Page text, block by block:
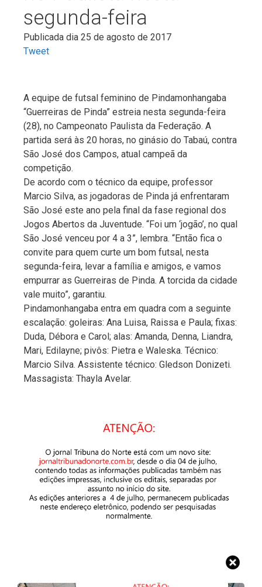
segunda-feira
Publicada dia 25 de agosto de 2017
Tweet
A equipe de futsal feminino de Pindamonhangaba
“Guerreiras de Pinda” estreia nesta segunda-feira
(28), no Campeonato Paulista da Federação. A
partida será às 20 horas, no ginásio do Tabaú, contra
São José dos Campos, atual campeã da
competição.
De acordo com o técnico da equipe, professor
Marcio Silva, as jogadoras de Pinda já enfrentaram
São José este ano pela final da fase regional dos
Jogos Abertos da Juventude. “Foi um ‘jogão’, no qual
São José venceu por 4 a 3”, lembra. “Então fica o
convite para quem curte um bom futsal, nesta
segunda-feira, levar a família e amigos, e vamos
empurrar as Guerreiras de Pinda. A torcida da cidade
vale muito”, garantiu.
Pindamonhangaba entra em quadra com a seguinte
escalação: goleiras: Ana Luisa, Raissa e Paula; fixas:
Duda, Débora e Carol; alas: Amanda, Denna, Liandra,
Mari, Edilayne; pivôs: Pietra e Waleska. Técnico:
Marcio Silva. Assistente técnico: Gledson Donizeti.
Massagista: Thayla Avelar.